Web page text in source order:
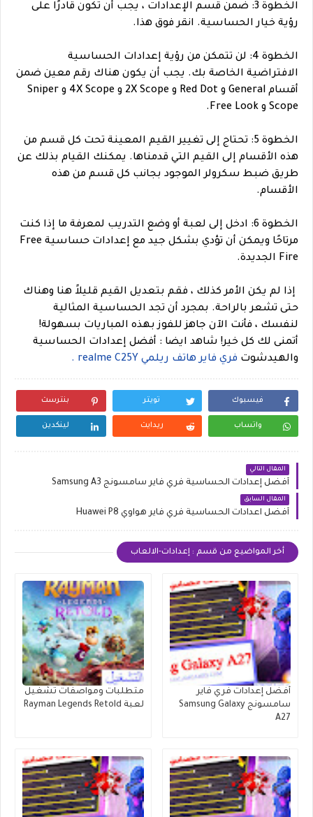
الخطوة 3: ضمن قسم الإعدادات ، يجب أن تكون قادرًا على
رؤية خيار الحساسية. انقر فوق هذا.
الخطوة 4: لن تتمكن من رؤية إعدادات الحساسية
الافتراضية الخاصة بك. يجب أن يكون هناك رقم معين ضمن
أقسام General و Red Dot و 2X Scope و 4X Scope و Sniper
Scope و Free Look.
الخطوة 5: تحتاج إلى تغيير القيم المعينة تحت كل قسم من
هذه الأقسام إلى القيم التي قدمناها. يمكنك القيام بذلك عن
طريق ضبط سكرولر الموجود بجانب كل قسم من هذه
الأقسام.
الخطوة 6: ادخل إلى لعبة أو وضع التدريب لمعرفة ما إذا كنت
مرتاحًا ويمكن أن تؤدي بشكل جيد مع إعدادات حساسية Free
Fire الجديدة.
إذا لم يكن الأمر كذلك ، فقم بتعديل القيم قليلاً هنا وهناك
حتى تشعر بالراحة. بمجرد أن تجد الحساسية المثالية
لنفسك ، فأنت الآن جاهز للفوز بهذه المباريات بسهولة!
أتمنى لك كل خير! شاهد ايضا : أفضل إعدادات الحساسية
والهيدشوت فري فاير هاتف ريلمي realme C25Y .
فيسبوك تويتر بنترست
واتساب ريدايت لينكدين
المقال التالي
أفضل إعدادات الحساسية فري فاير سامسونج Samsung A3
المقال السابق
أفضل اعدادات الحساسية فري فاير هواوي Huawei P8
أخر المواضيع من قسم : إعدادات-الالعاب
أفضل إعدادات فري فاير
سامسونج Samsung Galaxy
A27
متطلبات ومواصفات تشغيل
لعبة Rayman Legends Retold